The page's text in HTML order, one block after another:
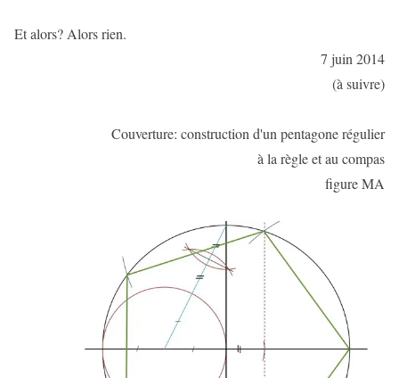
Et alors? Alors rien.
7 juin 2014
(à suivre)
Couverture: construction d'un pentagone régulier
à la règle et au compas
figure MA